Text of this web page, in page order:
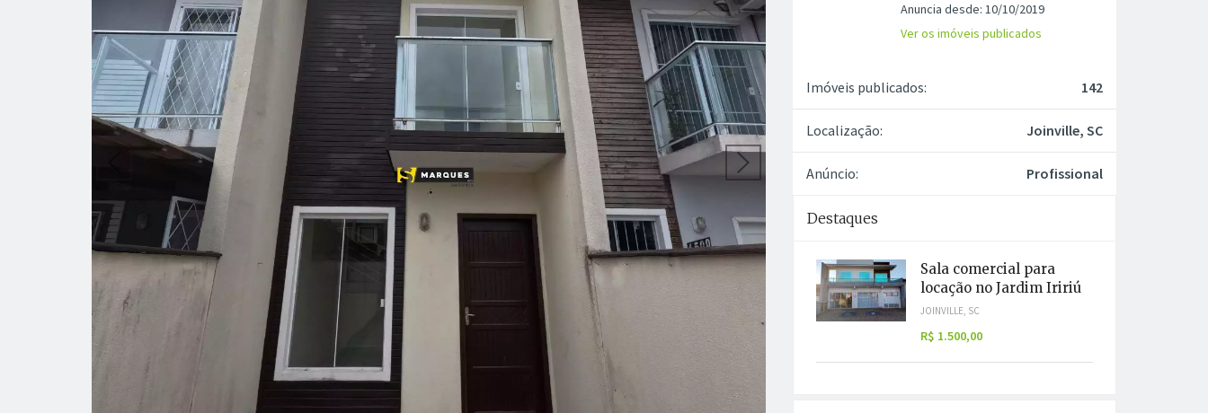
Anuncia desde: 10/10/2019
Ver os imóveis publicados
Imóveis publicados: 142
Localização: Joinville, SC
Anúncio: Profissional
Destaques
Sala comercial para
locação no Jardim Iririú
JOINVILLE, SC
R$ 1.500,00